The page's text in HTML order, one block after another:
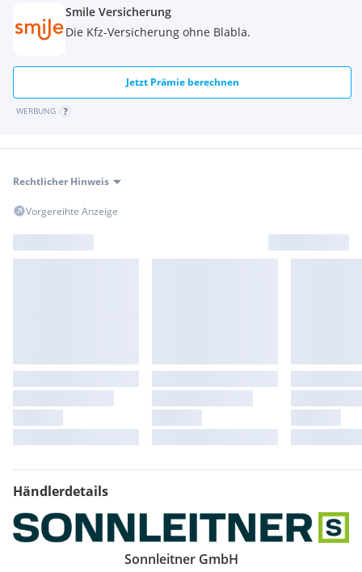
Apple Carplay)
LED-Scheinwerfer
Smile Versicherung
Die Kfz-Versicherung ohne Blabla.
Jetzt Prämie berechnen
WERBUNG
Rechtlicher Hinweis
Vorgereihte Anzeige
Händlerdetails
Sonnleitner GmbH